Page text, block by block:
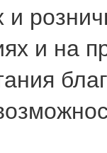
и
и на